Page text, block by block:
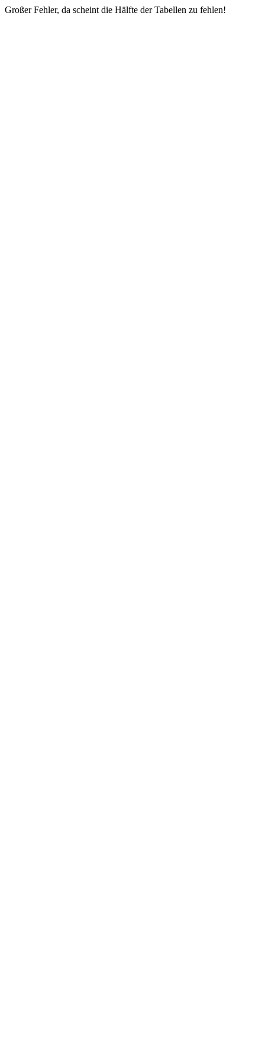
Großer Fehler, da scheint die Hälfte der Tabellen zu fehlen!